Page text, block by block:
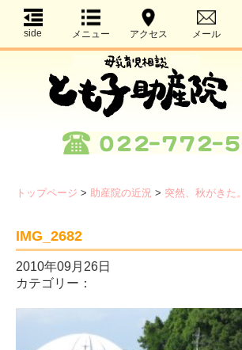
side メニュー アクセス メール
トップページ > 助産院の近況 > 突然、秋がきた。
IMG_2682
2010年09月26日
カテゴリー：